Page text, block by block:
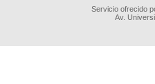
Servicio ofrecido
Av.